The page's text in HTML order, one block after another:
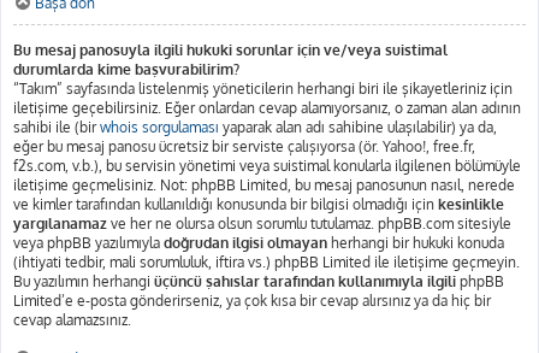
Bu mesaj panosuyla ilgili hukuki sorunlar için ve/veya suistimal
durumlarda kime başvurabilirim?
“Takım” sayfasında listelenmiş yöneticilerin herhangi biri ile şikayetleriniz için
iletişime geçebilirsiniz. Eğer onlardan cevap alamıyorsanız, o zaman alan adının
sahibi ile (birwhois sorgulaması yaparak alan adı sahibine ulaşılabilir) ya da,
eğer bu mesaj panosu ücretsiz bir serviste çalışıyorsa (ör. Yahoo!, free.fr,
f2s.com, v.b.), bu servisin yönetimi veya suistimal konularla ilgilenen bölümüyle
iletişime geçmelisiniz. Not: phpBB Limited, bu mesaj panosunun nasıl, nerede
ve kimler tarafından kullanıldığı konusunda bir bilgisi olmadığı için kesinlikle
yargılanamaz ve her ne olursa olsun sorumlu tutulamaz. phpBB.com sitesiyle
veya phpBB yazılımıyla doğrudan ilgisi olmayan herhangi bir hukuki konuda
(ihtiyati tedbir, mali sorumluluk, iftira vs.) phpBB Limited ile iletişime geçmeyin.
Bu yazılımın herhangi üçüncü şahıslar tarafından kullanımıyla ilgili phpBB
Limited’e e-posta gönderirseniz, ya çok kısa bir cevap alırsınız ya da hiç bir
cevap alamazsınız.